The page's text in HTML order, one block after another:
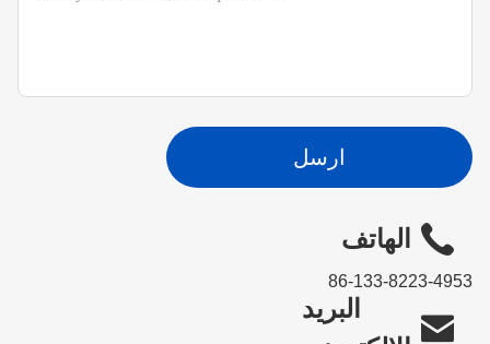
ارسل
الهاتف
86-133-8223-4953

البريد